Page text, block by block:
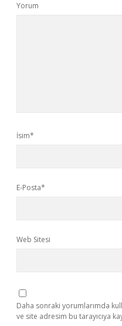
Yorum
İsim*
E-Posta*
Web Sitesi
Daha sonraki yorumlarımda
ve site adresim bu tarayıcıya